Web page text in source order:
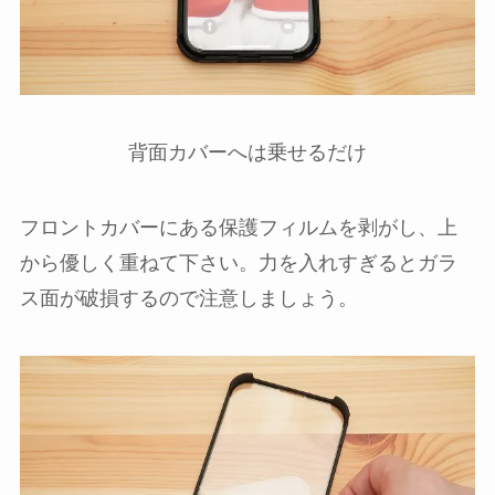
背面カバーへは乗せるだけ
フロントカバーにある保護フィルムを剥がし、上
から優しく重ねて下さい。力を入れすぎるとガラ
ス面が破損するので注意しましょう。